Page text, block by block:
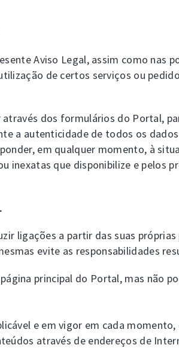
Aviso Legal, assim como nas
de certos serviços ou
dos formulários do Portal,
a autenticidade de todos os
em qualquer momento, à
inexatas que disponibilize e pelos
ligações a partir das suas
evite as responsabilidades
principal do Portal, mas não
e em vigor em cada
através de endereços de